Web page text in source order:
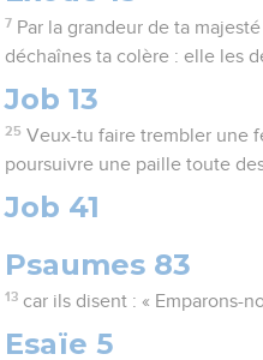
7 Par la grandeur de ta
déchaînes ta colère : elle les
Job 13
25 Veux-tu faire trembler une
poursuivre une paille toute
Job 41
Psaumes 83
13 car ils disent : « Emparons-
Esaïe 5